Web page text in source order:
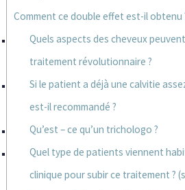
Comment ce double effet est-il obtenu
Quels aspects des cheveux
traitement révolutionnaire ?
Si le patient a déjà une calvitie
est-il recommandé ?
Qu’est – ce qu’un trichologo ?
Quel type de patients viennent
clinique pour subir ce traitement ?